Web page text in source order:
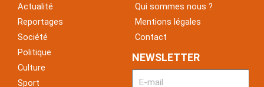
o
o
k
Actualité
Reportages
Société
Politique
Culture
Sport
Qui sommes nous ?
Mentions légales
Contact
NEWSLETTER